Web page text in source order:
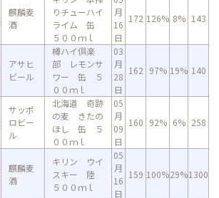
麒麟麦
酒
りチューハイ
ライム 缶
５００ｍｌ
月
16
日
172 126% 8% 143
アサヒ
ビール
樽ハイ倶楽
部 レモンサ
ワー 缶 ５
００ｍｌ
03
月
28
日
162 97% 19% 140
サッポ
ロビー
ル
北海道 奇跡
の麦 きたの
ほし 缶 ５
００ｍｌ
05
月
09
日
160 92% 6% 258
麒麟麦
酒
キリン ウイ
スキー 陸
５００ｍｌ
05
月
16
日
159 100%29%1300